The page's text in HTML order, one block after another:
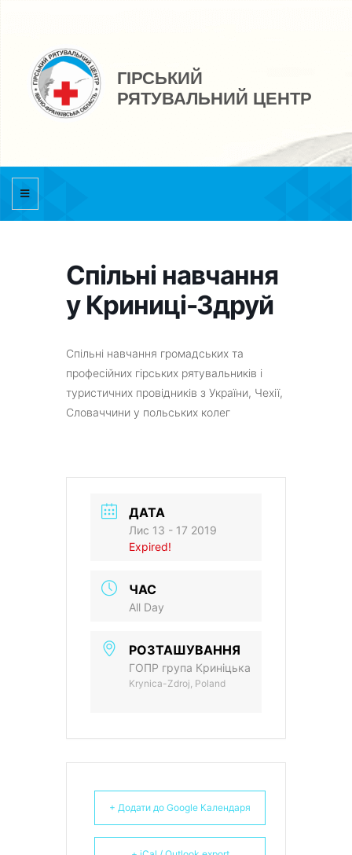
ГІРСЬКИЙ
РЯТУВАЛЬНИЙ ЦЕНТР
Спільні навчання
у Криниці-Здруй
Спільні навчання громадських та
професійних гірських рятувальників і
туристичних провідників з України, Чехії,
Словаччини у польських колег
ДАТА
Лис 13 - 17 2019
Expired!
ЧАС
All Day
РОЗТАШУВАННЯ
ГОПР група Криніцька
Krynica-Zdroj, Poland
+ Додати до Google Календаря